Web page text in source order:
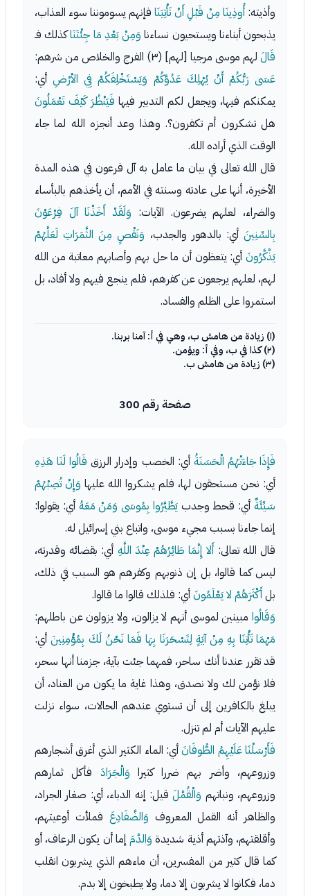
وأذيته:أُوذِينَا مِنْ قَبْلِ أَنْ تَأْتِيَنَافإنهم يسوموننا سوء العذاب،
يذبحون أبناءنا ويستحيون نساءنا وَمِنْ بَعْدِ مَا جِئْتَنَاكذلك فـ
قَالَ لهم موسى مرجيا [لهم] (٣) الفرج والخلاص من شرهم:
عَسَى رَبُّكُمْ أَنْ يُهْلِكَ عَدُوَّكُمْ وَيَسْتَخْلِفَكُمْ فِي الأرْضِأي:
يمكنكم فيها، ويجعل لكم التدبير فيها فَيَنْظُرَ كَيْفَ تَعْمَلُونَ
هل تشكرون أم تكفرون؟. وهذا وعد أنجزه الله لما جاء
الوقت الذي أراده الله.
قال الله تعالى في بيان ما عامل به آل فرعون في هذه المدة
الأخيرة، أنها على عادته وسنته في الأمم، أن يأخذهم بالبأساء
والضراء، لعلهم يضرعون. الآيات: وَلَقَدْ أَخَذْنَا آلَ فِرْعَوْنَ
بِالسِّنِينَأي: بالدهور والجدب، وَنَقْصٍ مِنَ الثَّمَرَاتِ لَعَلَّهُمْ
يَذَّكَّرُونَ أي: يتعظون أن ما حل بهم وأصابهم معاتبة من الله
لهم، لعلهم يرجعون عن كفرهم، فلم ينجع فيهم ولا أفاد، بل
استمروا على الظلم والفساد.
(١) زيادة من هامش ب، وهي في أ: آمنا بربنا.
(٢) كذا في ب، وفي أ: ويؤمن.
(٣) زيادة من هامش ب.
صفحة رقم 300
فَإِذَا جَاءَتْهُمُ الْحَسَنَةُ أي: الخصب وإدرار الرزق قَالُوا لَنَا هَذِهِ
أي: نحن مستحقون لها، فلم يشكروا الله عليها وَإِنْ تُصِبْهُمْ
سَيِّئَةٌ أي: قحط وجدبيَطَّيَّرُوا بِمُوسَى وَمَنْ مَعَهُ أي: يقولوا:
إنما جاءنا بسبب مجيء موسى، واتباع بني إسرائيل له.
قال الله تعالى: أَلا إِنَّمَا طَائِرُهُمْ عِنْدَ اللَّهِ أي: بقضائه وقدرته،
ليس كما قالوا، بل إن ذنوبهم وكفرهم هو السبب في ذلك،
بلأَكْثَرَهُمْ لا يَعْلَمُونَأي: فلذلك قالوا ما قالوا.
وَقَالُوا مبينين لموسى أنهم لا يزالون، ولا يزولون عن باطلهم:
مَهْمَا تَأْتِنَا بِهِ مِنْ آيَةٍ لِتَسْحَرَنَا بِهَا فَمَا نَحْنُ لَكَ بِمُؤْمِنِينَأي:
قد تقرر عندنا أنك ساحر، فمهما جئت بآية، جزمنا أنها سحر،
فلا نؤمن لك ولا نصدق، وهذا غاية ما يكون من العناد، أن
يبلغ بالكافرين إلى أن تستوي عندهم الحالات، سواء نزلت
عليهم الآيات أم لم تنزل.
فَأَرْسَلْنَا عَلَيْهِمُ الطُّوفَانَأي: الماء الكثير الذي أغرق أشجارهم
وزروعهم، وأضر بهم ضررا كثيرا وَالْجَرَادَ فأكل ثمارهم
وزروعهم، ونباتهم وَالْقُمَّلَقيل: إنه الدباء، أي: صغار الجراد،
والظاهر أنه القمل المعروف وَالضَّفَادِعَ فملأت أوعيتهم،
وأقلقتهم، وآذتهم أذية شديدة وَالدَّمَإما أن يكون الرعاف، أو
كما قال كثير من المفسرين، أن ماءهم الذي يشربون انقلب
دما، فكانوا لا يشربون إلا دما، ولا يطبخون إلا بدم.